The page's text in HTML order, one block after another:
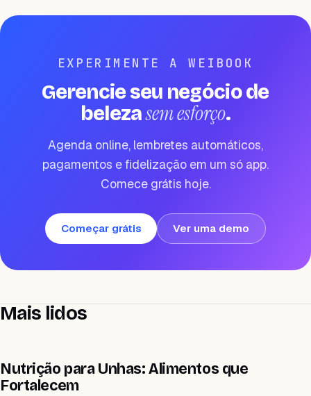
EXPERIMENTE A WEIBOOK
Gerencie seu negócio de
belezasem esforço.
Agenda online, lembretes automáticos,
pagamentos e fidelização em um só app.
Comece grátis hoje.
Começar grátis Ver uma demo
Mais lidos
WEIHEALTH
Nutrição para Unhas: Alimentos que
Fortalecem